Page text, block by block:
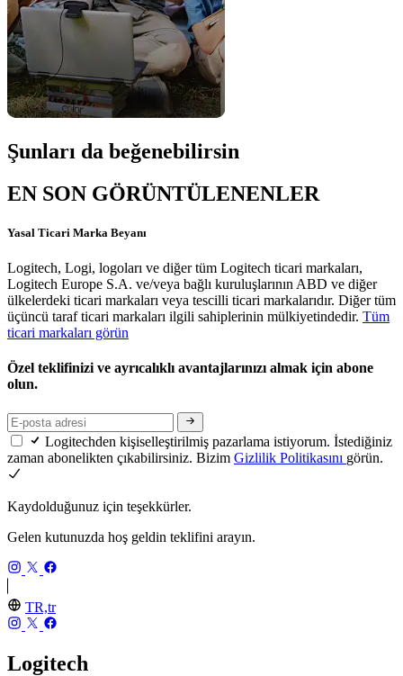
Şunları da beğenebilirsin
EN SON GÖRÜNTÜLENENLER
Yasal Ticari Marka Beyanı
Logitech, Logi, logoları ve diğer tüm Logitech ticari markaları,
Logitech Europe S.A. ve/veya bağlı kuruluşlarının ABD ve diğer
ülkelerdeki ticari markaları veya tescilli ticari markalarıdır. Diğer tüm
üçüncü taraf ticari markaları ilgili sahiplerinin mülkiyetindedir. Tüm
ticari markaları görün
Özel teklifinizi ve ayrıcalıklı avantajlarınızı almak için abone
olun.
Logitechden kişiselleştirilmiş pazarlama istiyorum. İstediğiniz
zaman abonelikten çıkabilirsiniz. Bizim Gizlilik Politikasını görün.
Kaydolduğunuz için teşekkürler.
Gelen kutunuzda hoş geldin teklifini arayın.
TR,tr
Logitech